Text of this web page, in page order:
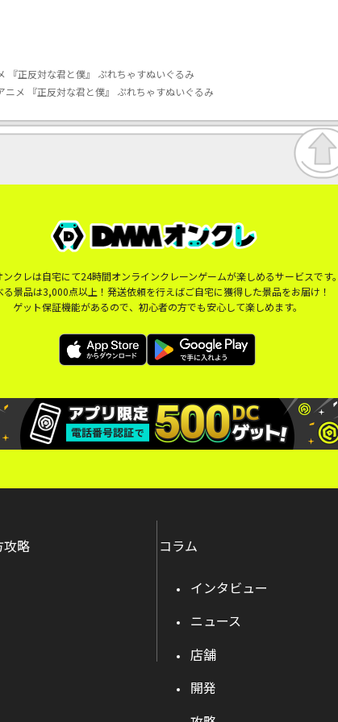
『正反対な君と僕』 ぷれちゃすぬいぐるみ
ニメ 『正反対な君と僕』 ぷれちゃすぬいぐるみ
ンクレは自宅にて24時間オンラインクレーンゲームが楽しめるサービスです
る景品は3,000点以上！発送依頼を行えばご自宅に獲得した景品をお届け！
ゲット保証機能があるので、初心者の方でも安心して楽しめます。
攻略 コラム
インタビュー
ニュース
店舗
開発